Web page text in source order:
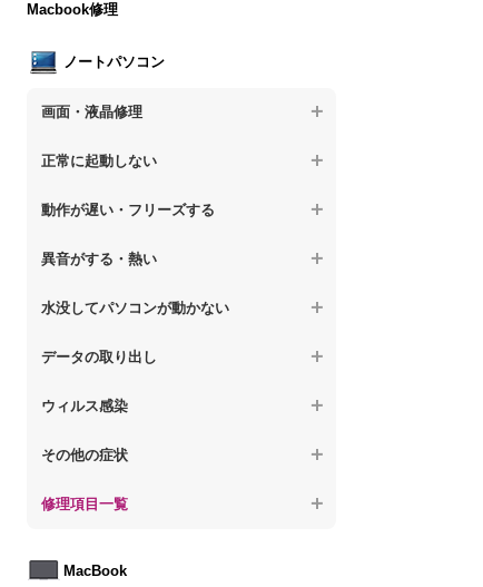
他の問題
【デスクトップPC】セキュリティ対策をし
【デスクトップPC】ウィルス感染のその他
の問題
【デスクトップPC】電源故障
【デスクトップPC】液晶ディスプレイ交換
【デスクトップPC】マザーボード交換
Macbook修理
ノートパソコン
画面・液晶修理
【ノートパソコン】画面の割れ・破損
正常に起動しない
【ノートパソコン】電源を押しても反応が
【ノートパソコン】電源を押しても何も表
が固まる
り返す
【ノートパソコン】修復モードから復旧で
【ノートパソコン】その他の起動しない問
動作が遅い・フリーズする
【ノートパソコン】操作中の動作が重い
題
異音がする・熱い
【ノートパソコン】パソコンから異音がす
【ノートパソコン】パソコン本体が熱い
【ノートパソコン】異音や熱に関するその
水没してパソコンが動かない
【ノートパソコン】水没してパソコンが動
データの取り出し
【ノートパソコン】起動しないPCのデータ
【ノートパソコン】ログインできないPCの
ウィルス感染
【ノートパソコン】特定のプログラムを削
【ノートパソコン】ウィルスにより正常動
【ノートパソコン】セキュリティ対策をし
その他の症状
【ノートパソコン】事例紹介
修理項目一覧
MacBook